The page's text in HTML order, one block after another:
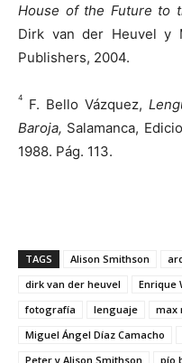
House of the Future to
Dirk van der Heuvel y
Publishers, 2004.
4 F. Bello Vázquez,
Baroja, Salamanca,
1988. Pág. 113.
TAGS Alison Smithson
dirk van der heuvel
Enrique
fotografía
lenguaje
max
Miguel Ángel Díaz Camacho
Peter y Alison Smithson
pío